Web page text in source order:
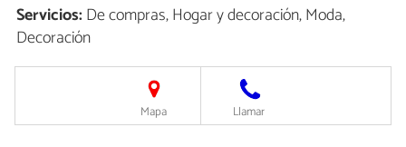
Servicios:De compras, Hogar y decoración, Moda,
Decoración
Mapa Llamar